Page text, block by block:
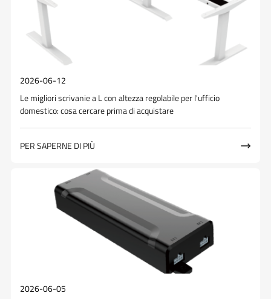
2026-06-12
Le migliori scrivanie a L con altezza regolabile per l'ufficio
domestico: cosa cercare prima di acquistare
PER SAPERNE DI PIÙ 
2026-06-05